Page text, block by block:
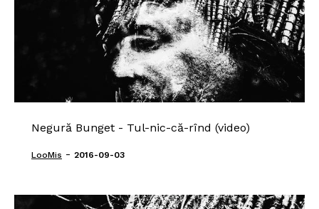
Negură Bunget - Tul-nic-că-rînd (video)
LooMis - 2016-09-03